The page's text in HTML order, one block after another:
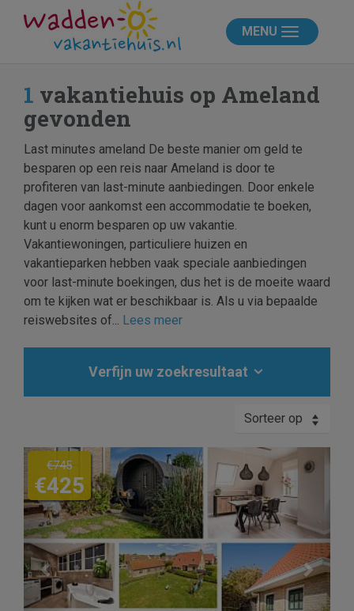
MENU
1 vakantiehuis op Ameland
gevonden
Last minutes ameland De beste manier om geld te
besparen op een reis naar Ameland is door te
profiteren van last-minute aanbiedingen. Door enkele
dagen voor aankomst een accommodatie te boeken,
kunt u enorm besparen op uw vakantie.
Vakantiewoningen, particuliere huizen en
vakantieparken hebben vaak speciale aanbiedingen
voor last-minute boekingen, dus het is de moeite waard
om te kijken wat er beschikbaar is. Als u via bepaalde
reiswebsites of... Lees meer
Verfijn uw zoekresultaat
Sorteer op
Previous Next
€745
€425